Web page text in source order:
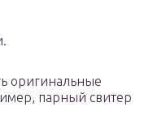
оригинальные
парный свитер